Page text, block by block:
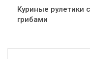
Куриные рулетики с
грибами